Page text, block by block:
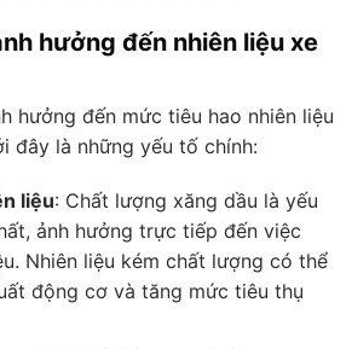
hưởng đến nhiên liệu xe
hưởng đến mức tiêu hao nhiên liệu
đây là những yếu tố chính:
liệu: Chất lượng xăng dầu là yếu
ảnh hưởng trực tiếp đến việc
Nhiên liệu kém chất lượng có thể
động cơ và tăng mức tiêu thụ